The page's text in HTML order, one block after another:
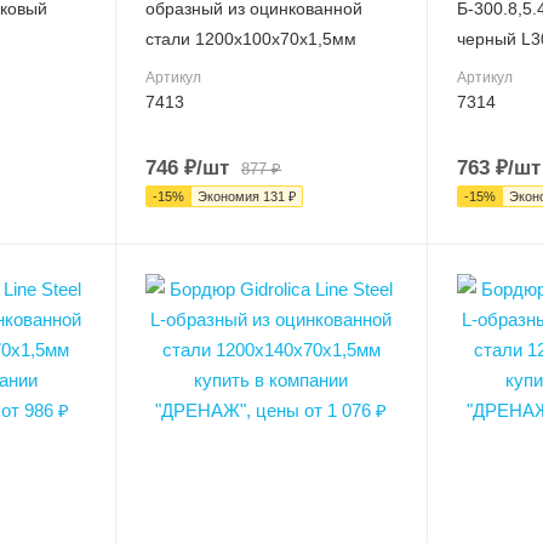
Вес, кг
2.18
Серия
Line Steel
7413
Длина, мм
образный из оцинкованной
стали 1200х100х70х1,5мм
Артикул
7413
746 ₽/шт 877₽
-15% Экономия 131 ₽
Line
Артикул
7314
3000
Б-
черный
Артикул
7314
763₽/шт
-15%
Высота внешняя (мм)
Ширина внешняя (мм)
Ширина внутренняя
Высота
Ширина
Ширина